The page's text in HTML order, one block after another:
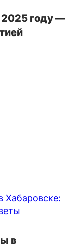
году —
в